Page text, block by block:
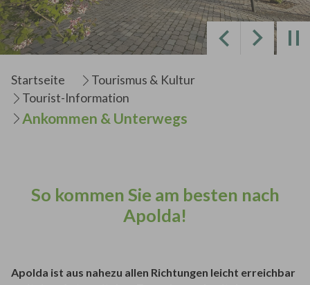
ZurückWeiter
Startseite
Tourismus & Kultur
Tourist-Information
Ankommen & Unterwegs
So kommen Sie am besten nach
Apolda!
Apolda ist aus nahezu allen Richtungen leicht erreichbar